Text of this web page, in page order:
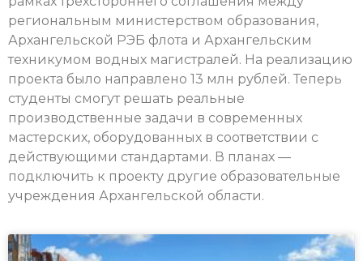
региональным министерством образования,
Архангельской РЭБ флота и Архангельским
техникумом водных магистралей. На реализацию
проекта было направлено 13 млн рублей. Теперь
студенты смогут решать реальные
производственные задачи в современных
мастерских, оборудованных в соответствии с
действующими стандартами. В планах —
подключить к проекту другие образовательные
учреждения Архангельской области.